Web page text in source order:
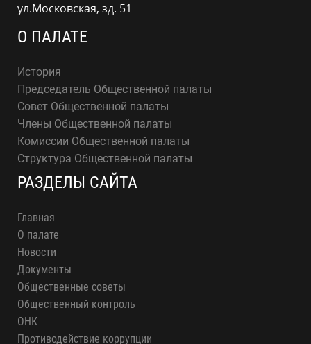
ул.Московская, зд. 51
О ПАЛАТЕ
История
Председатель Общественной палаты
Совет Общественной палаты
Члены Общественной палаты
Комиссии Общественной палаты
Структура Общественной палаты
РАЗДЕЛЫ САЙТА
Главная
О палате
Новости
Документы
Общественные советы
Общественный контроль
ОНК
Противодействие коррупции